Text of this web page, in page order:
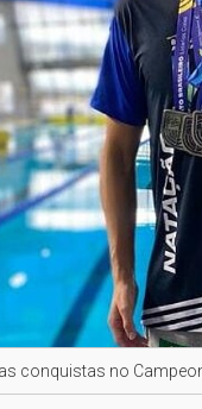
conquistas no